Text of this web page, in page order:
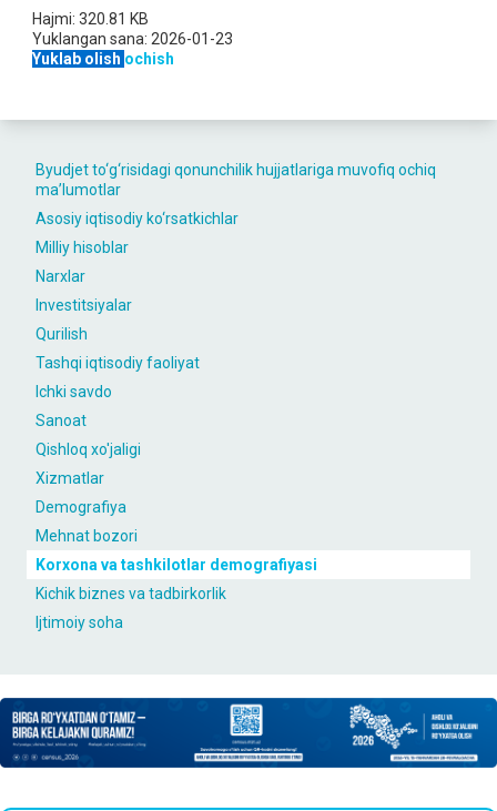
Byudjet to‘g‘risidagi qonunchilik hujjatlariga muvofiq ochiq
maʼlumotlar
Asosiy iqtisodiy ko‘rsatkichlar
Milliy hisoblar
Narxlar
Investitsiyalar
Qurilish
Tashqi iqtisodiy faoliyat
Ichki savdo
Sanoat
Qishloq xo'jaligi
Xizmatlar
Demografiya
Mehnat bozori
Korxona va tashkilotlar demografiyasi
Kichik biznes va tadbirkorlik
Ijtimoiy soha
Hajmi: 320.81 KB
Yuklangan sana: 2026-01-23
Yuklab olish ochish